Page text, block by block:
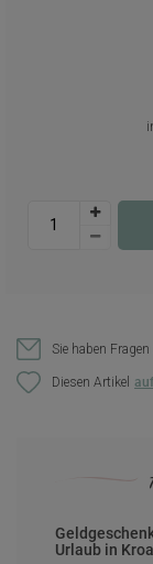
Sie haben
Diesen Artikel
Urlaub in